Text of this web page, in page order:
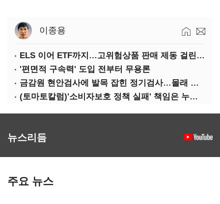
이종용
ELS 이어 ETF까지…고위험상품 판매 제동 걸린 은행
'편면적 구속력' 도입 전부터 무용론
금감원 현안검사에 발목 잡힌 정기검사…몰래 웃는 금융권
(토마토칼럼)'소비자보호 정책 실패' 책임은 누가 지나
뉴스리듬
주요 뉴스